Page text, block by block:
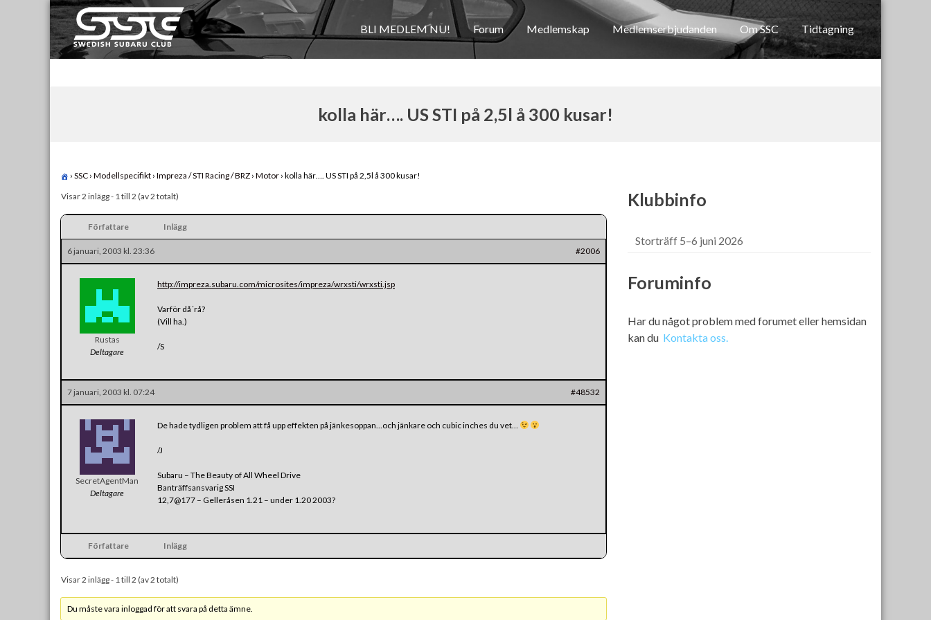
Skip
to
content
Swedish Subaru Club
För oss som älskar Subaru!
BLI MEDLEM NU! Forum Medlemskap Medlemserbjudanden Om SSC Tidtagning
kolla här…. US STI på 2,5l å 300 kusar!
› SSC › Modellspecifikt › Impreza / STI Racing / BRZ › Motor › kolla här…. US STI på 2,5l å 300 kusar!
Visar 2 inlägg - 1 till 2 (av 2 totalt)
Författare Inlägg
6 januari, 2003 kl. 23:36 #2006
Rustas
Deltagare
http://impreza.subaru.com/microsites/impreza/wrxsti/wrxsti.jsp
Varför då´rå?
(Vill ha.)
/S
7 januari, 2003 kl. 07:24 #48532
SecretAgentMan
Deltagare
De hade tydligen problem att få upp effekten på jänkesoppan…och jänkare och cubic inches du vet…
/J
Subaru – The Beauty of All Wheel Drive
Banträffsansvarig SSI
12,7@177 – Gelleråsen 1.21 – under 1.20 2003?
Författare Inlägg
Visar 2 inlägg - 1 till 2 (av 2 totalt)
Du måste vara inloggad för att svara på detta ämne.
Klubbinfo
Storträff 5–6 juni 2026
Foruminfo
Har du något problem med forumet eller hemsidan
kan du Kontakta oss.